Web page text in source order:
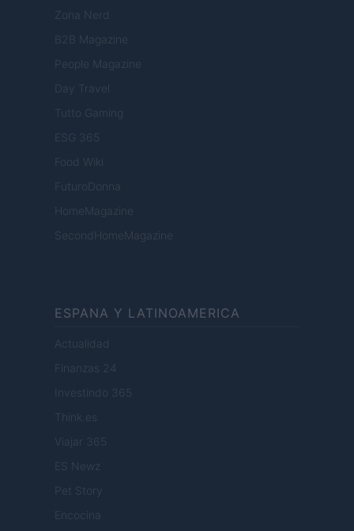
Zona Nerd
B2B Magazine
People Magazine
Day Travel
Tutto Gaming
ESG 365
Food Wiki
FuturoDonna
HomeMagazine
SecondHomeMagazine
ESPANA Y LATINOAMERICA
Actualidad
Finanzas 24
Investindo 365
Think.es
Viajar 365
ES Newz
Pet Story
Encocina